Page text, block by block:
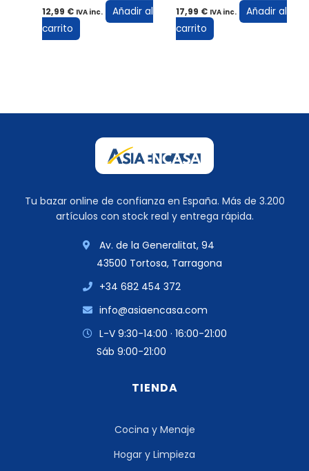
12,99 € IVA inc.
Añadir al
carrito
17,99 € IVA inc.
Añadir al
carrito
Tu bazar online de confianza en España. Más de 3.200
artículos con stock real y entrega rápida.
Av. de la Generalitat, 94
43500 Tortosa, Tarragona
+34 682 454 372
info@asiaencasa.com
L-V 9:30-14:00 · 16:00-21:00
Sáb 9:00-21:00
TIENDA
Cocina y Menaje
Hogar y Limpieza